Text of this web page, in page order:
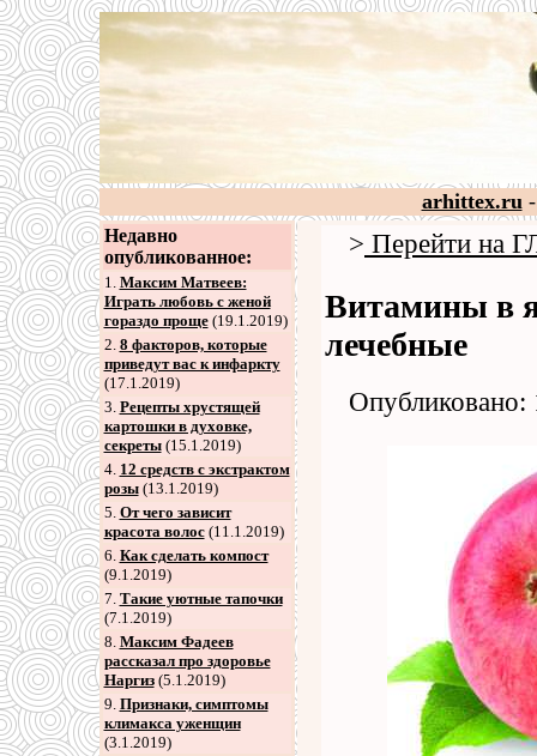
arhittex.ru-
Недавно
опубликованное:
1. Максим Матвеев:
Играть любовь с женой
гораздо проще(19.1.2019)
2. 8 факторов, которые
приведут вас к инфаркту
(17.1.2019)
3. Рецепты хрустящей
картошки в духовке,
секреты(15.1.2019)
4. 12 средств с экстрактом
розы(13.1.2019)
5. От чего зависит
красота волос(11.1.2019)
6. Как сделать компост
(9.1.2019)
7. Такие уютные тапочки
(7.1.2019)
8. Максим Фадеев
рассказал про здоровье
Наргиз(5.1.2019)
9. Признаки, симптомы
климакса уженщин
(3.1.2019)
> Перейти на
Витамины в
лечебные
Опубликовано: